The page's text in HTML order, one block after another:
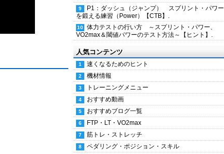
P1：ダッシュ（ジャンプ） スプリント・パワー
を鍛える練習（Power）【CTB】.
体力テストの行い方 ～スプリント・パワー、
VO2max＆閾値パワーのテスト方法～【ヒント】.
人気コンテンツ
速くなるためのヒント
機材情報
トレーニングメニュー
おすすめ動画
おすすめブログ一覧
FTP・LT・VO2max
筋トレ・ストレッチ
ペダリング・ポジション・スキル